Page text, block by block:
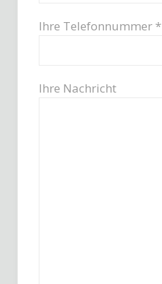
Ihre Telefonnummer *
Ihre Nachricht